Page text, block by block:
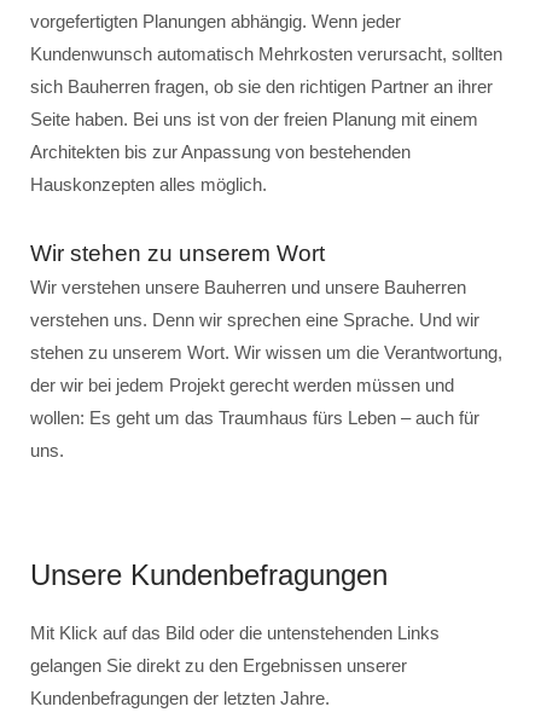
vorgefertigten Planungen abhängig. Wenn jeder
Kundenwunsch automatisch Mehrkosten verursacht, sollten
sich Bauherren fragen, ob sie den richtigen Partner an ihrer
Seite haben. Bei uns ist von der freien Planung mit einem
Architekten bis zur Anpassung von bestehenden
Hauskonzepten alles möglich.
Wir stehen zu unserem Wort
Wir verstehen unsere Bauherren und unsere Bauherren
verstehen uns. Denn wir sprechen eine Sprache. Und wir
stehen zu unserem Wort. Wir wissen um die Verantwortung,
der wir bei jedem Projekt gerecht werden müssen und
wollen: Es geht um das Traumhaus fürs Leben – auch für
uns.
Unsere Kundenbefragungen
Mit Klick auf das Bild oder die untenstehenden Links
gelangen Sie direkt zu den Ergebnissen unserer
Kundenbefragungen der letzten Jahre.